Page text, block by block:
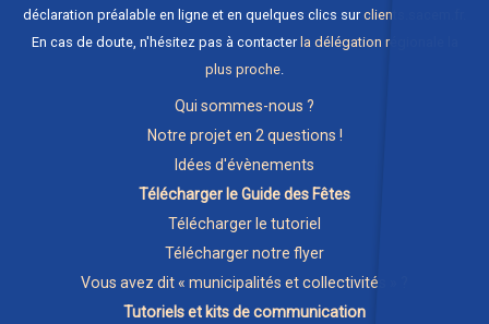
déclaration préalable en ligne et en quelques clics surclients.sacem.fr
En cas de doute, n'hésitez pas à contacter la délégation régionale la
plus proche
Qui sommes-nous ?
Notre projet en 2 questions !
Idées d'évènements
Télécharger le Guide des Fêtes
Télécharger le tutoriel
Télécharger notre flyer
Vous avez dit « municipalités et collectivités » ?
Tutoriels et kits de communication